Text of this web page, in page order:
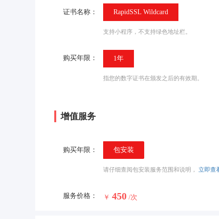
证书名称： RapidSSL Wildcard
支持小程序，不支持绿色地址栏。
购买年限： 1年
指您的数字证书在颁发之后的有效期。
增值服务
购买年限： 包安装
请仔细查阅包安装服务范围和说明， 立即查
服务价格： ￥ 450 /次